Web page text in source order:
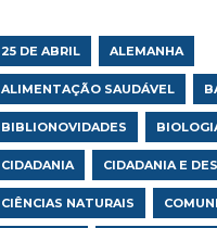
25 DE ABRIL ALEMANHA
ALIMENTAÇÃO SAUDÁVEL
BIBLIONOVIDADES
CIDADANIA CIDADANIA E
CIÊNCIAS NATURAIS